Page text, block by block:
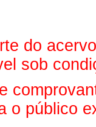
do
sob
o público